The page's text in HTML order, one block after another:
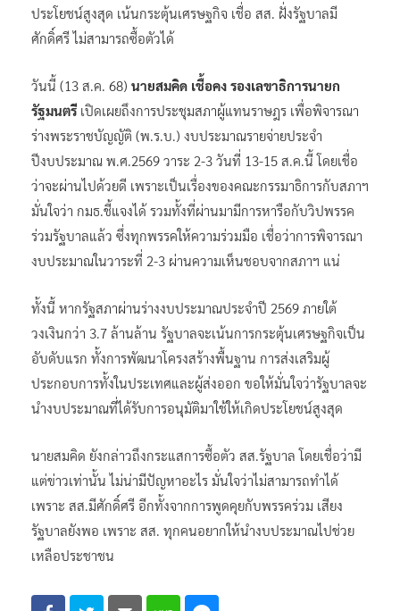
‘สมคิด’ มั่นใจ อภิปรายงบ 69 ผ่านสภาฯ ฉลุย ย้ำ ใช้งบเกิด
ศักดิ์ศรี ไม่สามารถซื้อตัวได้
วันนี้ (13 ส.ค. 68)
นายสมคิด เชื้อคง รองเลขาธิการนายก
รัฐมนตรี
เปิดเผยถึงการประชุมสภาผู้แทนราษฎร เพื่อพิจารณา
ร่างพระราชบัญญัติ (พ.ร.บ.) งบประมาณรายจ่ายประจำ
ปีงบประมาณ พ.ศ.2569 วาระ 2-3 วันที่ 13-15 ส.ค.นี้ โดยเชื่อ
ว่าจะผ่านไปด้วยดี เพราะเป็นเรื่องของคณะกรรมาธิการกับสภาฯ
มั่นใจว่า กมธ.ชี้แจงได้ รวมทั้งที่ผ่านมามีการหารือกับวิปพรรค
งบประมาณในวาระที่ 2-3 ผ่านความเห็นชอบจากสภาฯ แน่
ทั้งนี้ หากรัฐสภาผ่านร่างงบประมาณประจำปี 2569 ภายใต้
วงเงินกว่า 3.7 ล้านล้าน รัฐบาลจะเน้นการกระตุ้นเศรษฐกิจเป็น
อับดับแรก ทั้งการพัฒนาโครงสร้างพื้นฐาน การส่งเสริมผู้
ประกอบการทั้งในประเทศและผู้ส่งออก ขอให้มั่นใจว่ารัฐบาลจะ
นำงบประมาณที่ได้รับการอนุมัติมาใช้ให้เกิดประโยชน์สูงสุด
นายสมคิด ยังกล่าวถึงกระแสการซื้อตัว สส.รัฐบาล โดยเชื่อว่ามี
แต่ข่าวเท่านั้น ไม่น่ามีปัญหาอะไร มั่นใจว่าไม่สามารถทำได้
เพราะ สส.มีศักดิ์ศรี อีกทั้งจากการพูดคุยกับพรรคร่วม เสียง
เหลือประชาชน